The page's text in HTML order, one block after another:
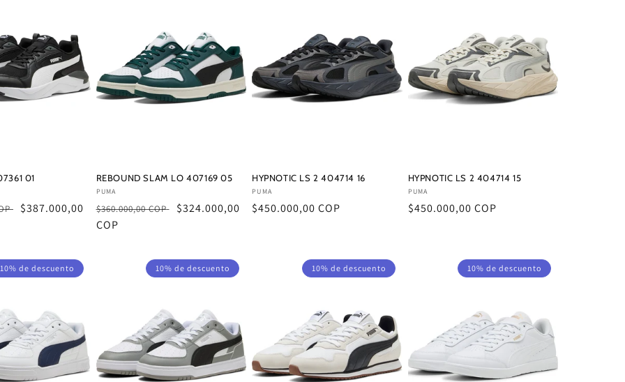
01
Precio
$387.000,00
REBOUND SLAM LO 407169 05
Proveedor:
PUMA
Precio
habitual
$360.000,00 COP
Precio
$324.000,00
COP
HYPNOTIC LS 2 404714 16
Proveedor:
PUMA
Precio
$450.000,00 COP
HYPNOTIC LS 2 404714 15
Proveedor:
PUMA
Precio
$450.000,00 COP
10% de descuento 10% de descuento 10% de descuento 10% de descuento